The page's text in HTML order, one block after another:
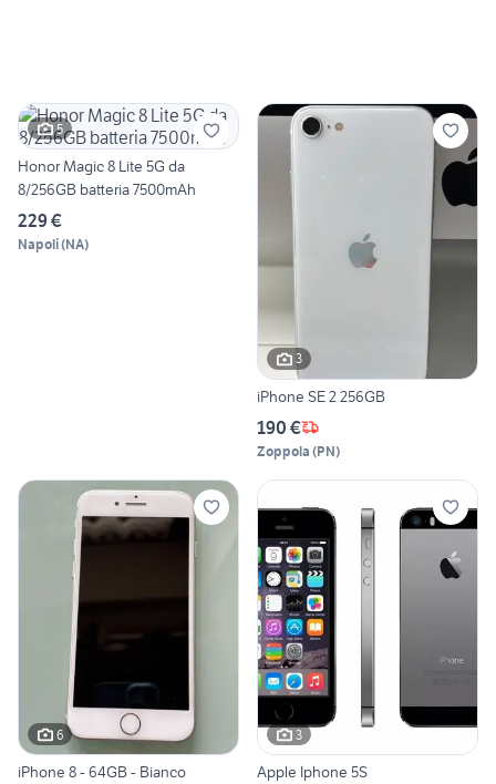
5
Honor Magic 8 Lite 5G da
8/256GB batteria 7500mAh
229 €
Napoli(NA)
3
iPhone SE 2 256GB
190 €
Zoppola (PN)
6
iPhone 8 - 64GB - Bianco
3
Apple Iphone 5S